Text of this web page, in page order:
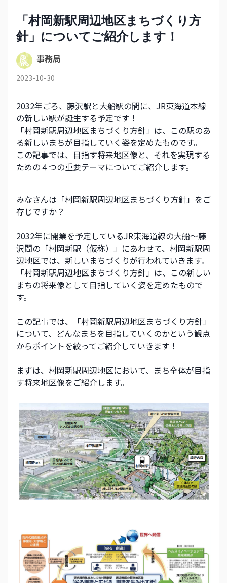
「村岡新駅周辺地区まちづくり方
針」についてご紹介します！
事務局
2023-10-30
2032年ごろ、藤沢駅と大船駅の間に、JR東海道本線
の新しい駅が誕生する予定です！
「村岡新駅周辺地区まちづくり方針」は、この駅のあ
る新しいまちが目指していく姿を定めたものです。
この記事では、目指す将来地区像と、それを実現する
ための４つの重要テーマについてご紹介します。
みなさんは「村岡新駅周辺地区まちづくり方針」をご
存じですか？
2032年に開業を予定しているJR東海道線の大船～藤
沢間の「村岡新駅（仮称）」にあわせて、村岡新駅周
辺地区では、新しいまちづくりが行われていきます。
「村岡新駅周辺地区まちづくり方針」は、この新しい
まちの将来像として目指していく姿を定めたもので
す。
この記事では、「村岡新駅周辺地区まちづくり方針」
について、どんなまちを目指していくのかという観点
からポイントを絞ってご紹介していきます！
まずは、村岡新駅周辺地区において、まち全体が目指
す将来地区像をご紹介します。